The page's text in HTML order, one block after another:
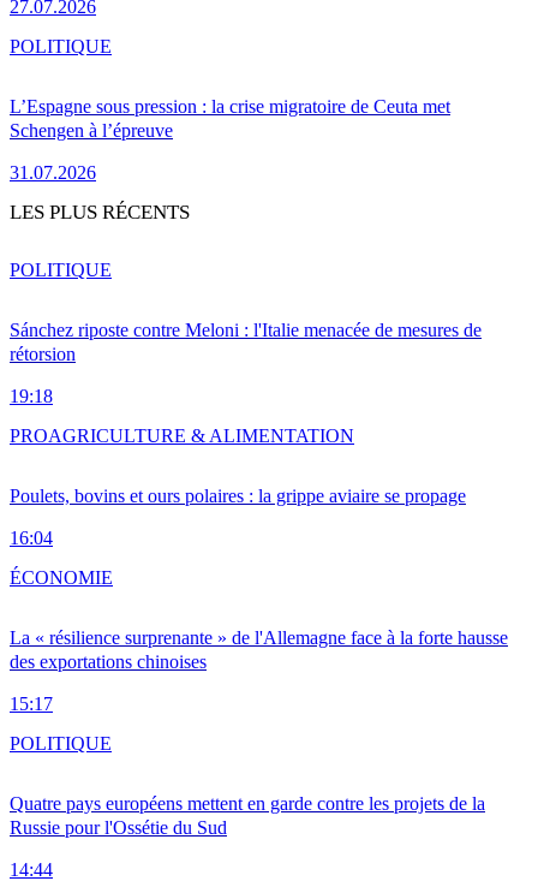
27.07.2026
L’Espagne sous pression : la crise migratoire de Ceuta met
Schengen à l’épreuve
31.07.2026
POLITIQUE
LES PLUS RÉCENTS
Sánchez riposte contre Meloni : l'Italie menacée de mesures de
rétorsion
19:18
POLITIQUE
Poulets, bovins et ours polaires : la grippe aviaire se propage
16:04
PROAGRICULTURE & ALIMENTATION
La « résilience surprenante » de l'Allemagne face à la forte hausse
des exportations chinoises
15:17
ÉCONOMIE
Quatre pays européens mettent en garde contre les projets de la
Russie pour l'Ossétie du Sud
14:44
POLITIQUE